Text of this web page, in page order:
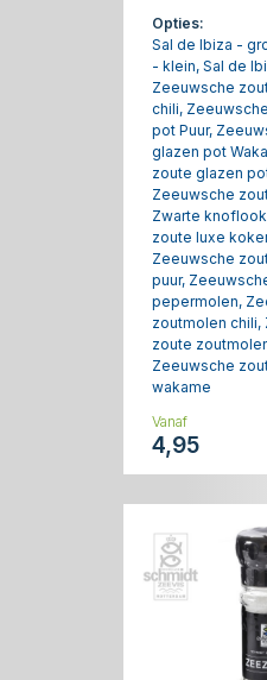
Opties:
Sal de Ibiza -
- klein, Sal de
Zeeuwsche
chili,
pot Puur,
glazen pot
zoute glazen
Zeeuwsche
Zwarte
zoute luxe
Zeeuwsche
puur,
pepermolen,
zoutmolen chili,
zoute
Zeeuwsche
wakame
Vanaf
4,95